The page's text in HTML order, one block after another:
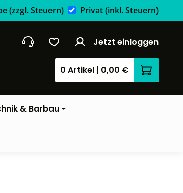
(zzgl. Steuern) Privat(inkl. Steuern)
Jetzt einloggen
0 Artikel | 0,00 €
& Barbau